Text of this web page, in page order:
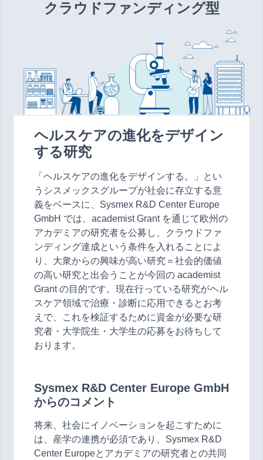
クラウドファンディング型
ヘルスケアの進化をデザイン
する研究
「ヘルスケアの進化をデザインする。」とい
うシスメックスグループが社会に存立する意
義をベースに、Sysmex R&D Center Europe
GmbH では、academist Grant を通じて欧州の
アカデミアの研究者を公募し、クラウドファ
ンディング達成という条件を入れることによ
り、大衆からの興味が高い研究＝社会的価値
の高い研究と出会うことが今回の academist
Grant の目的です。現在行っている研究がヘル
スケア領域で治療・診断に応用できるとお考
えで、これを検証するために資金が必要な研
究者・大学院生・大学生の応募をお待ちして
おります。
Sysmex R&D Center Europe GmbH
からのコメント
将来、社会にイノベーションを起こすために
は、産学の連携が必須であり、Sysmex R&D
Center Europeとアカデミアの研究者との共同